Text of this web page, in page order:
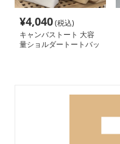
¥4,040(税込)
キャンバストート 大容
量ショルダートートバッ